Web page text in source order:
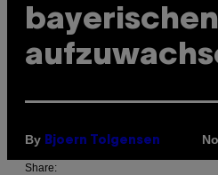
By Bjoern Tolgensen
Share: